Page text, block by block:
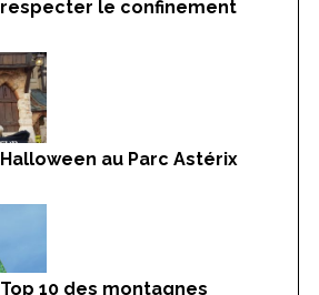
respecter le confinement
Halloween au Parc Astérix
Top 10 des montagnes